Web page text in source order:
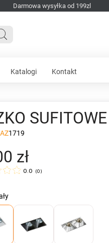
Darmowa wysyłka od 199zl
Katalogi Kontakt
AZ1719
zł
0.0 (0)